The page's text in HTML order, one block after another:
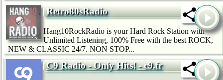
Retro80sRadio
Hang10RockRadio is your Hard Rock Station with
Unlimited Listening, 100% Free with the best ROCK,
NEW & CLASSIC 24/7. NON STOP...
C9 Radio - Only Hits! - c9.fr